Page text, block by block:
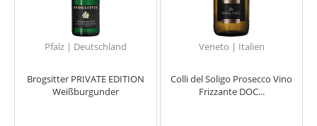
Pfalz | Deutschland
Brogsitter PRIVATE EDITION
Weißburgunder
Veneto | Italien
Colli del Soligo Prosecco Vino
Frizzante DOC...